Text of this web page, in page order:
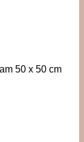
50 x 50 cm